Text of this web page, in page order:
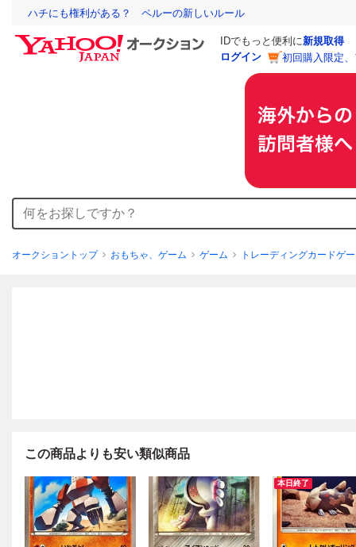
ハチにも権利がある？ ペルーの新しいルール
IDでもっと便利に新規取得
ログイン
初回購入限定
オークショントップ おもちゃ、ゲーム ゲーム トレーディングカードゲ
この商品よりも安い類似商品
本日終了